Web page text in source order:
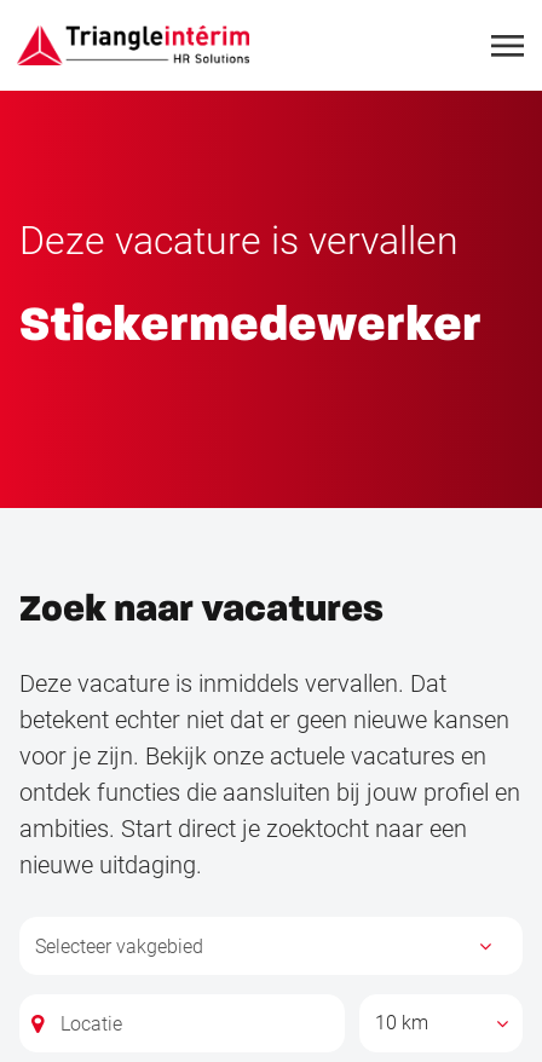
Deze vacature is vervallen
Stickermedewerker
Zoek naar vacatures
Deze vacature is inmiddels vervallen. Dat
betekent echter niet dat er geen nieuwe kansen
voor je zijn. Bekijk onze actuele vacatures en
ontdek functies die aansluiten bij jouw profiel en
ambities. Start direct je zoektocht naar een
nieuwe uitdaging.
10 km